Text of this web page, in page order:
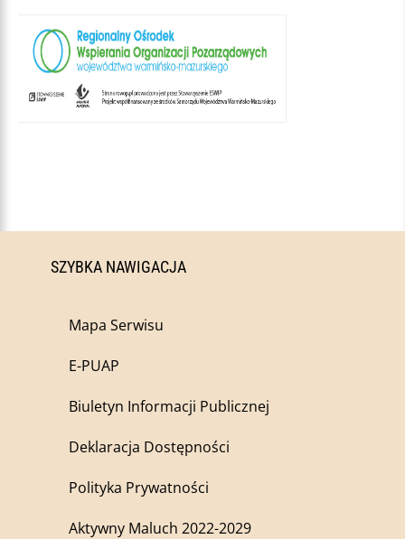
SZYBKA NAWIGACJA
Mapa Serwisu
E-PUAP
Biuletyn Informacji Publicznej
Deklaracja Dostępności
Polityka Prywatności
Aktywny Maluch 2022-2029